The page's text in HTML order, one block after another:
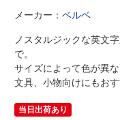
メーカー：ベルベ
ノスタルジックな英文
で。
サイズによって色が異な
文具、小物向けにもおす
当日出荷あり